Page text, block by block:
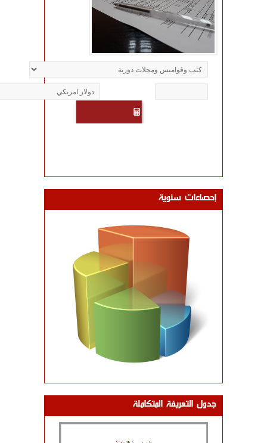
اعلام موجه الى الشركات
والمؤسسات المستوردة يتعلق
بتحديد عناوين المستودعات
وبيانات
إحصاءات سنوية
جدول التعريفة المتكاملة